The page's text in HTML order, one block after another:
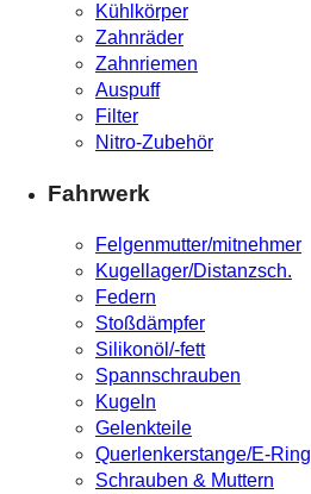
Kühlkörper
Zahnräder
Zahnriemen
Auspuff
Filter
Nitro-Zubehör
Fahrwerk
Felgenmutter/mitnehmer
Kugellager/Distanzsch.
Federn
Stoßdämpfer
Silikonöl/-fett
Spannschrauben
Kugeln
Gelenkteile
Querlenkerstange/E-Ring
Schrauben & Muttern